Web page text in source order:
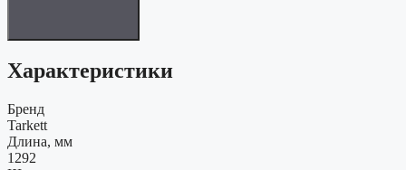
Характеристики
Бренд
Tarkett
Длина, мм
1292